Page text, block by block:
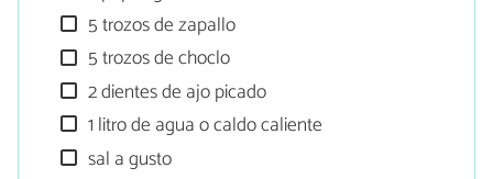
5 trozos de zapallo
5 trozos de choclo
2 dientes de ajo picado
1 litro de agua o caldo caliente
sal a gusto